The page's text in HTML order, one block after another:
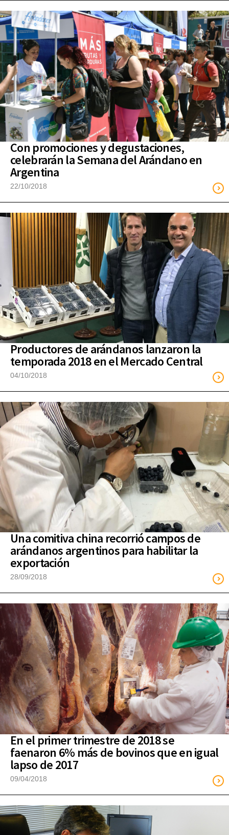
Con promociones y degustaciones,
celebrarán la Semana del Arándano en
Argentina
22/10/2018
Productores de arándanos lanzaron la
temporada 2018 en el Mercado Central
04/10/2018
Una comitiva china recorrió campos de
arándanos argentinos para habilitar la
exportación
28/09/2018
En el primer trimestre de 2018 se
faenaron 6% más de bovinos que en igual
lapso de 2017
09/04/2018